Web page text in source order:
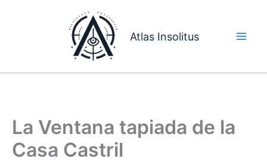
Atlas Insolitus
La Ventana tapiada de la
Casa Castril